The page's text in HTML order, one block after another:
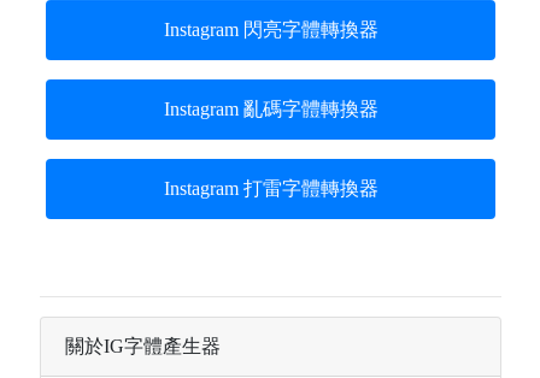
Instagram 閃亮字體轉換器
Instagram 亂碼字體轉換器
Instagram 打雷字體轉換器
關於IG字體產生器